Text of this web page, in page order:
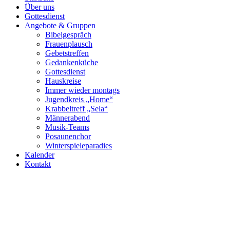
Über uns
Gottesdienst
Angebote & Gruppen
Bibelgespräch
Frauenplausch
Gebetstreffen
Gedankenküche
Gottesdienst
Hauskreise
Immer wieder montags
Jugendkreis „Home“
Krabbeltreff „Sela“
Männerabend
Musik-Teams
Posaunenchor
Winterspieleparadies
Kalender
Kontakt